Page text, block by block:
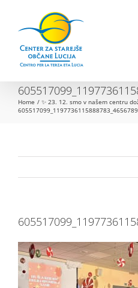
Open toolbar
content
Home
✨ 23. 12. smo v našem centru